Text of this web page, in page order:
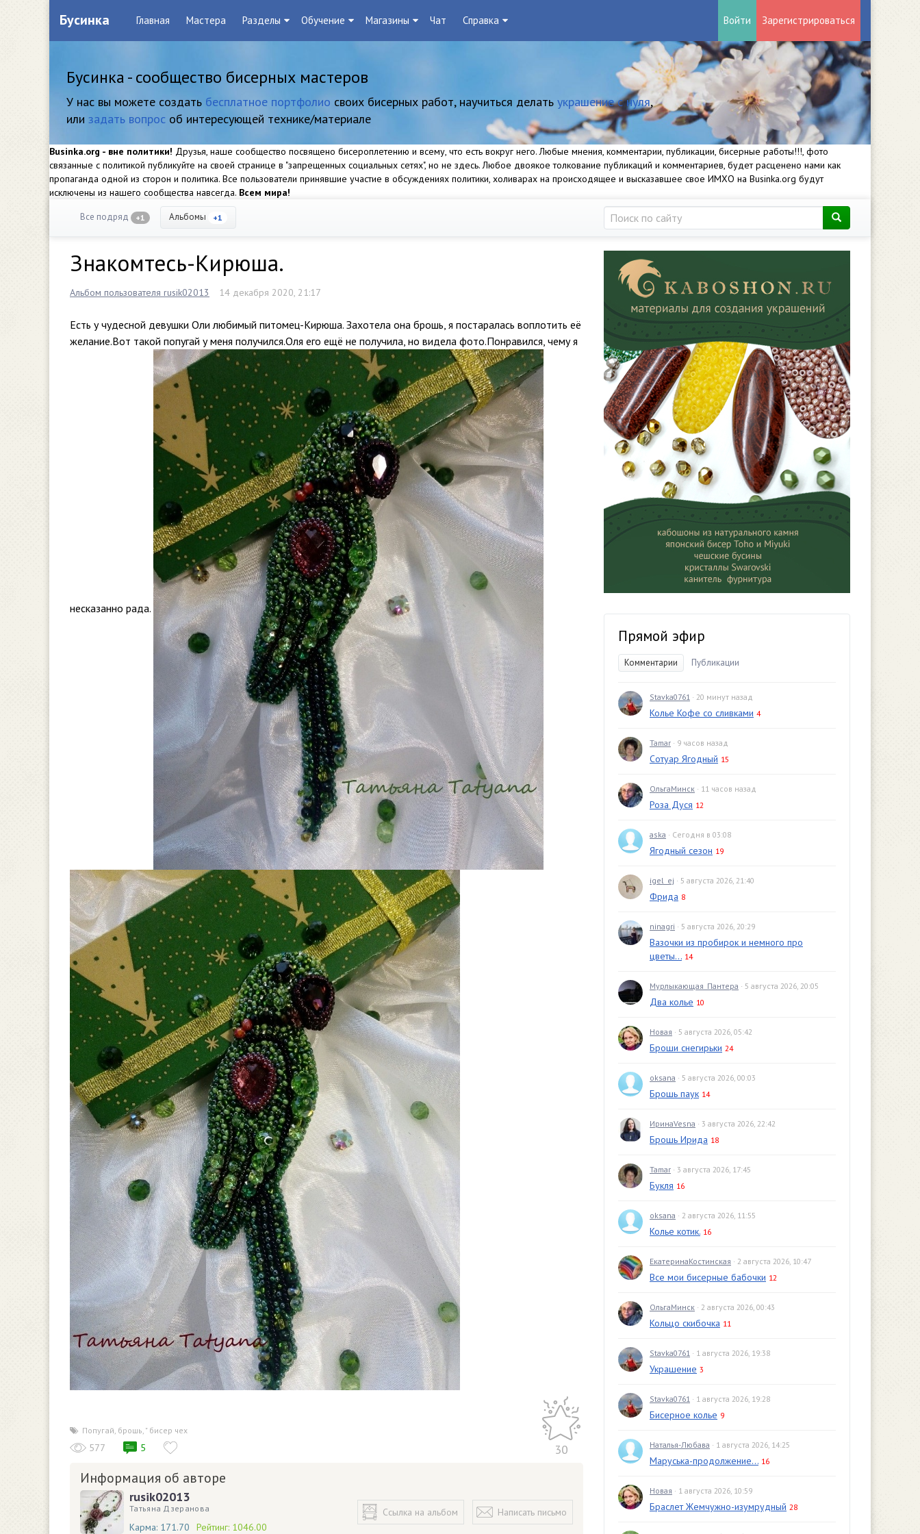
Бусинка Главная Мастера Разделы Обучение Магазины Чат Справка Войти Зарегистрироваться
Бусинка - сообщество бисерных мастеров
У нас вы можете создать бесплатное портфолио своих бисерных работ, научиться делать украшение с нуля,
или задать вопрос об интересующей технике/материале
Businka.org - вне политики! Друзья, наше сообщество посвящено бисероплетению и всему, что есть вокруг него. Любые мнения, комментарии, публикации, бисерные работы!!!, фото
связанные с политикой публикуйте на своей странице в "запрещенных социальных сетях", но не здесь. Любое двоякое толкование публикаций и комментариев, будет расценено нами как
пропаганда одной из сторон и политика. Все пользователи принявшие участие в обсуждениях политики, холиварах на происходящее и высказавшее свое ИМХО на Businka.org будут
исключены из нашего сообщества навсегда. Всем мира!
Все подряд +1 Альбомы +1
Знакомтесь-Кирюша.
Альбом пользователя rusik02013 14 декабря 2020, 21:17
Есть у чудесной девушки Оли любимый питомец-Кирюша. Захотела она брошь, я постаралась воплотить её
желание.Вот такой попугай у меня получился.Оля его ещё не получила, но видела фото.Понравился, чему я
несказанно рада.
Попугай, брошь, " бисер чех
30
577 5
Информация об авторе
rusik02013
Татьяна Дзеранова
Карма: 171.70 Рейтинг: 1046.00
Ссылка на альбом Написать письмо
Прямой эфир
Комментарии Публикации
Stavka0761 · 20 минут назад
Колье Кофе со сливками 4
Tamar · 9 часов назад
Сотуар Ягодный 15
ОльгаМинск · 11 часов назад
Роза Дуся 12
aska · Сегодня в 03:08
Ягодный сезон 19
igel_ej · 5 августа 2026, 21:40
Фрида 8
ninagri · 5 августа 2026, 20:29
Вазочки из пробирок и немного про
цветы... 14
Мурлыкающая_Пантера · 5 августа 2026, 20:05
Два колье 10
Новая · 5 августа 2026, 05:42
Броши снегирьки 24
oksana · 5 августа 2026, 00:03
Брошь паук 14
ИринаVesna · 3 августа 2026, 22:42
Брошь Ирида 18
Tamar · 3 августа 2026, 17:45
Букля 16
oksana · 2 августа 2026, 11:55
Колье котик. 16
ЕкатеринаКостинская · 2 августа 2026, 10:47
Все мои бисерные бабочки 12
ОльгаМинск · 2 августа 2026, 00:43
Кольцо скибочка 11
Stavka0761 · 1 августа 2026, 19:38
Украшение 3
Stavka0761 · 1 августа 2026, 19:28
Бисерное колье 9
Наталья-Любава · 1 августа 2026, 14:25
Маруська-продолжение... 16
Новая · 1 августа 2026, 10:59
Браслет Жемчужно-изумрудный 28